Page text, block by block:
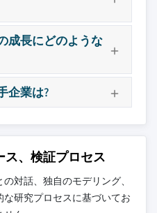
成長にどのような
企業は?
ス、検証プロセス
対話、独自のモデリング、
研究プロセスに基づいてお